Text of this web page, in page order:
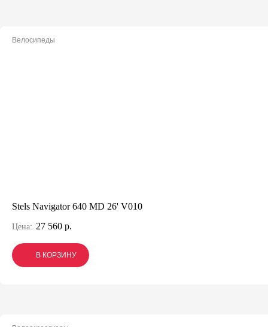
Велосипеды
Stels Navigator 640 MD 26' V010
Цена: 27 560 р.
В КОРЗИНУ
В КОРЗИНУ
В КОРЗИНУ